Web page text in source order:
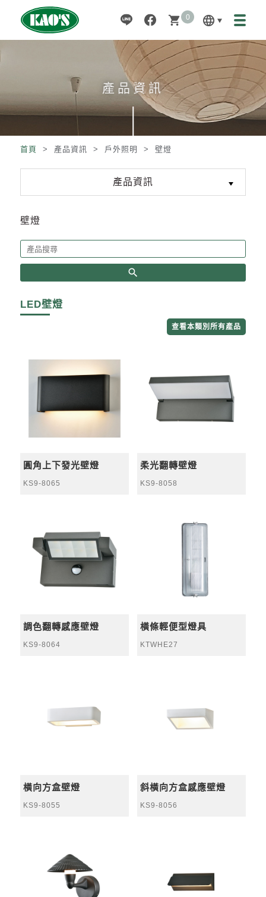
language
shopping_cart 0
產品資訊
首頁 > 產品資訊 > 戶外照明 > 壁燈
產品資訊
壁燈
search
LED壁燈
查看本類別所有產品
圓角上下發光壁燈
KS9-8065
柔光翻轉壁燈
KS9-8058
調色翻轉感應壁燈
KS9-8064
橫條輕便型燈具
KTWHE27
橫向方盒壁燈
KS9-8055
斜橫向方盒感應壁燈
KS9-8056